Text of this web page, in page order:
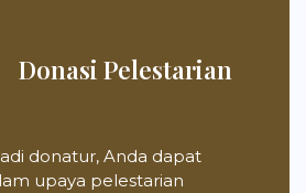
Donasi Pelestarian
donatur, Anda dapat
upaya pelestarian